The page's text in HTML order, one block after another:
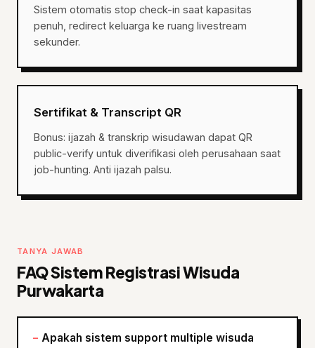
Sistem otomatis stop check-in saat kapasitas
penuh, redirect keluarga ke ruang livestream
sekunder.
Sertifikat & Transcript QR
Bonus: ijazah & transkrip wisudawan dapat QR
public-verify untuk diverifikasi oleh perusahaan saat
job-hunting. Anti ijazah palsu.
TANYA JAWAB
FAQ Sistem Registrasi Wisuda
Purwakarta
Apakah sistem support multiple wisuda